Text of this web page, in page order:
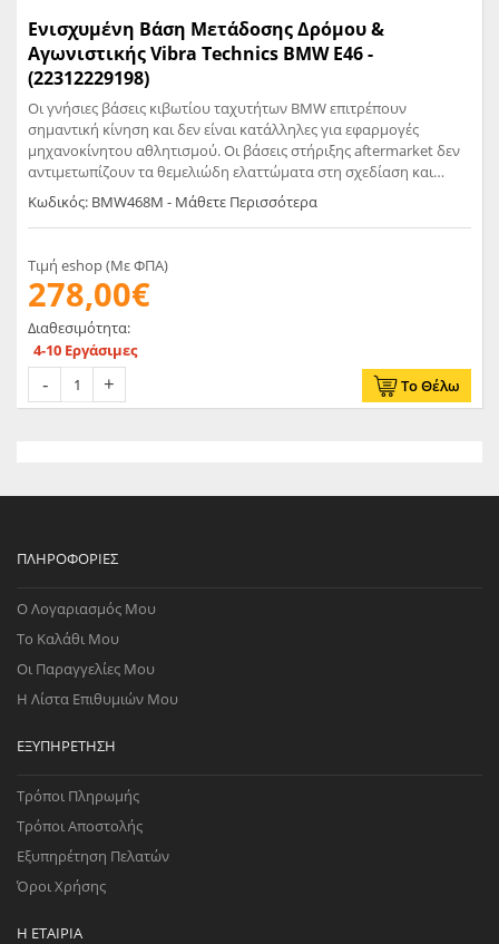
Ενισχυμένη Βάση Μετάδοσης Δρόμου &
Αγωνιστικής Vibra Technics BMW E46 -
(22312229198)
Οι γνήσιες βάσεις κιβωτίου ταχυτήτων BMW επιτρέπουν
σημαντική κίνηση και δεν είναι κατάλληλες για εφαρμογές
μηχανοκίνητου αθλητισμού. Οι βάσεις στήριξης aftermarket δεν
αντιμετωπίζουν τα θεμελιώδη ελαττώματα στη σχεδίαση και
μπορεί να αποτύχουν, αφήνοντας το κιβώτιο ταχυτήτων να
κινείται ασυγκράτητο. Αυτός ο μοναδικός σχεδιασμός είναι ένα
πλήρες εγκάρσιο μέλος που έχει ενσωματωμένα μονωτικά
στοιχεία υψηλού συντελεστή διάτμησης. Είναι απολύτως ασφαλές
και αποτελεί σημαντική αναβάθμιση στον σχεδιασμό OEM.
Ουσιαστικά εξαλείφει την ανεπιθύμητη κίνηση που μπορεί να
επηρεάσει την επιλογή ταχύτητας και την ευθυγράμμιση του
άξονα μετάδοσης κίνησης χωρίς να διακυβεύεται η απόδοση
NVH. Αυτή η βάση και το εγκάρσιο μέλος έχει σχεδιαστεί για να
ταιριάζει στο M3 με την εξάτμιση OEM και τις κεφαλές. Τα
συστήματα aftermarket με σωλήνες μεγαλύτερης διαμέτρου
Κωδικός: BMW468M - Μάθετε Περισσότερα
Τιμή eshop (Με ΦΠΑ)
278,00€
Διαθεσιμότητα:
4-10 Εργάσιμες
Το Θέλω
ΠΛΗΡΟΦΟΡΊΕΣ
Ο Λογαριασμός Μου
Το Καλάθι Μου
Οι Παραγγελίες Μου
Η Λίστα Επιθυμιών Μου
ΕΞΥΠΗΡΈΤΗΣΗ
Τρόποι Πληρωμής
Τρόποι Αποστολής
Εξυπηρέτηση Πελατών
Όροι Χρήσης
Η ΕΤΑΙΡΊΑ